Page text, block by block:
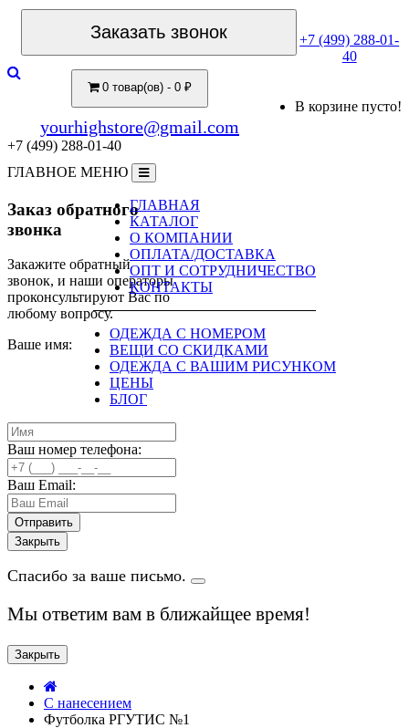
Заказать звонок
+7 (499) 288-01-
40
0 товар(ов) - 0 ₽
В корзине пусто!
yourhighstore@gmail.com
+7 (499) 288-01-40
ГЛАВНОЕ МЕНЮ
ГЛАВНАЯ
КАТАЛОГ
О КОМПАНИИ
ОПЛАТА/ДОСТАВКА
ОПТ И СОТРУДНИЧЕСТВО
КОНТАКТЫ
ОДЕЖДА С НОМЕРОМ
ВЕЩИ СО СКИДКАМИ
ОДЕЖДА С ВАШИМ РИСУНКОМ
ЦЕНЫ
БЛОГ
Заказ обратного
звонка
Закажите обратный
звонок, и наши операторы
проконсультируют Вас по
любому вопросу.
Ваше имя:
Ваш номер телефона:
Ваш Email:
Закрыть
Спасибо за ваше письмо.
Мы ответим вам в ближайщее время!
Закрыть
C нанесением
Футболка РГУТИС №1